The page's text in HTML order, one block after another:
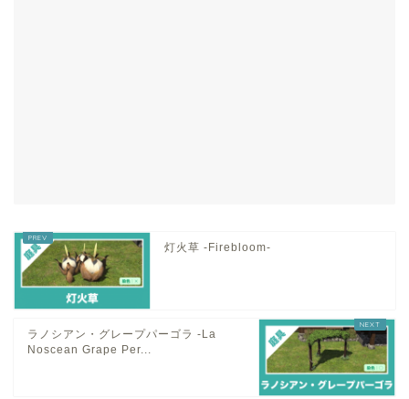
灯火草 -Firebloom-
ラノシアン・グレープパーゴラ -La
Noscean Grape Per...